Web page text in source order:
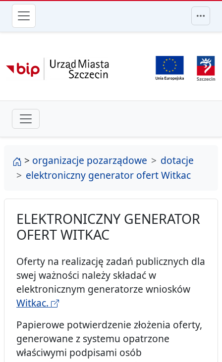
przejdź do głównego menu
strona główna
> organizacje pozarządowe
dotacje
elektroniczny generator ofert Witkac
ELEKTRONICZNY GENERATOR
OFERT WITKAC
Oferty na realizację zadań publicznych dla
swej ważności należy składać w
elektronicznym generatorze wniosków
Witkac.
Papierowe potwierdzenie złożenia oferty,
generowane z systemu opatrzone
właściwymi podpisami osób